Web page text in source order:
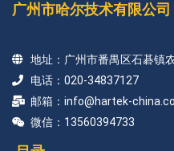
广州市哈尔技术有限公司
地址：广州市番禺区石碁镇
电话：020-34837127
邮箱：info@hartek-
微信：13560394733